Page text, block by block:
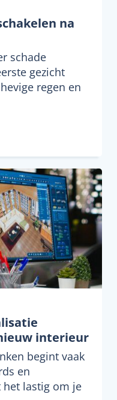
na
schade
gezicht
regen en
interieur
begint vaak
en
lastig om je